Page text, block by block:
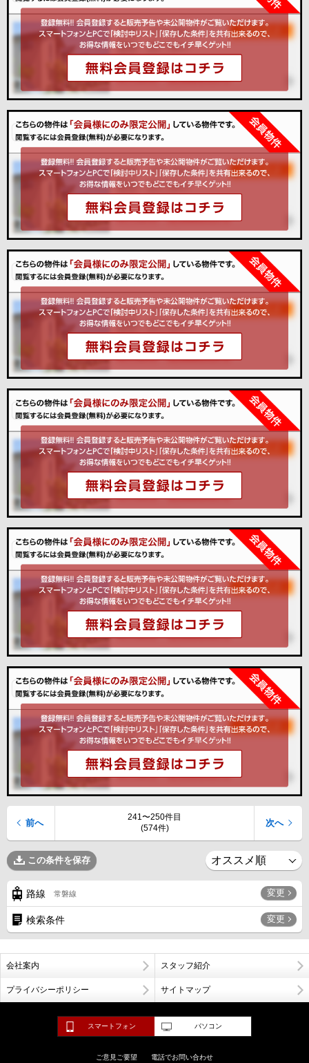
241〜250件目
(574件)
前へ 次へ
この条件を保存
路線 常磐線 変更
検索条件 変更
会社案内 スタッフ紹介
プライバシーポリシー サイトマップ
スマートフォン パソコン
ご意見ご要望 電話でお問い合わせ